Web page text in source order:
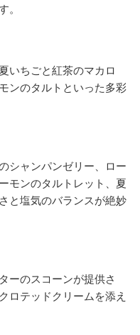
。
いちごと紅茶のマカロ
ンのタルトといった多彩
シャンパンゼリー、ロー
モンのタルトレット、夏
と塩気のバランスが絶妙
ーのスコーンが提供さ
ロテッドクリームを添え